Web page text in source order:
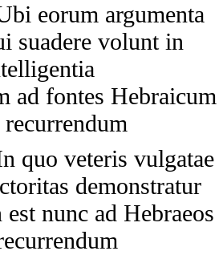
eorum argumenta
suadere volunt in
ad fontes Hebraicum
quo veteris vulgatae
demonstratur
nunc ad Hebraeos